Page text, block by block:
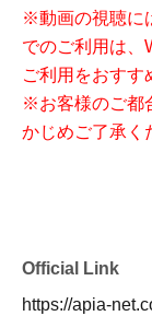
※動画の視聴に
でのご利用は、
ご利用をおすす
※お客様のご都
かじめご了承く
Official Link
https://apia-